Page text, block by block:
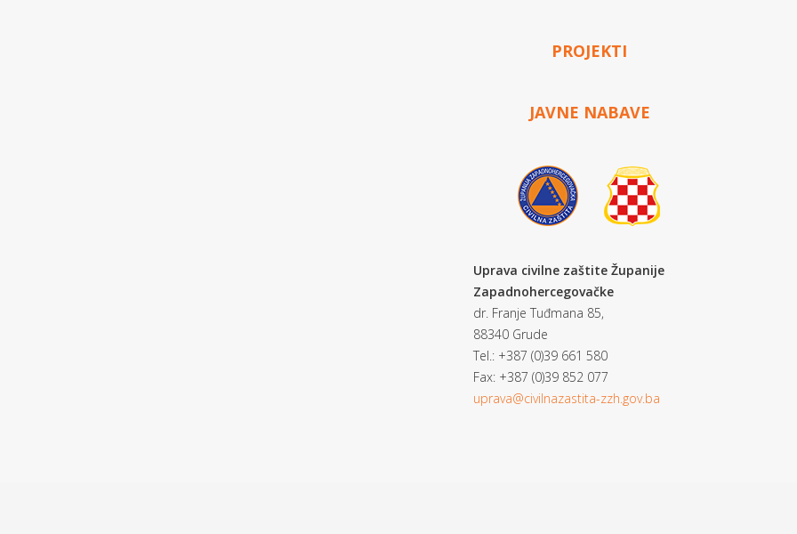
PROJEKTI
JAVNE NABAVE
Uprava civilne zaštite Županije
Zapadnohercegovačke
dr. Franje Tuđmana 85,
88340 Grude
Tel.: +387 (0)39 661 580
Fax: +387 (0)39 852 077
uprava@civilnazastita-zzh.gov.ba